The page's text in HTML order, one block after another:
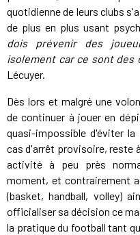
quotidienne de leurs clubs
de plus en plus usant
dois prévenir des
isolement car ce sont des
Lécuyer.
Dès lors et malgré une
de continuer à jouer en
quasi-impossible d'éviter
cas d'arrêt provisoire, reste
activité à peu près
moment, et contrairement
(basket, handball, volley)
officialiser sa décision ce
la pratique du football tant